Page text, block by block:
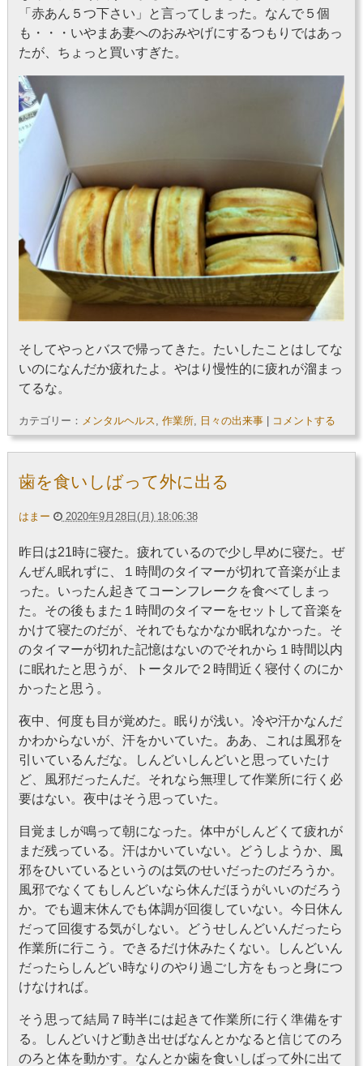
「赤あん５つ下さい」と言ってしまった。なんで５個
も・・・いやまあ妻へのおみやげにするつもりではあっ
たが、ちょっと買いすぎた。
そしてやっとバスで帰ってきた。たいしたことはしてな
いのになんだか疲れたよ。やはり慢性的に疲れが溜まっ
てるな。
カテゴリー： メンタルヘルス 作業所, 日々の出来事 | コメントする
歯を食いしばって外に出る
はまー 2020年9月28日(月) 18:06:38
昨日は21時に寝た。疲れているので少し早めに寝た。ぜ
んぜん眠れずに、１時間のタイマーが切れて音楽が止ま
った。いったん起きてコーンフレークを食べてしまっ
た。その後もまた１時間のタイマーをセットして音楽を
かけて寝たのだが、それでもなかなか眠れなかった。そ
のタイマーが切れた記憶はないのでそれから１時間以内
に眠れたと思うが、トータルで２時間近く寝付くのにか
かったと思う。
夜中、何度も目が覚めた。眠りが浅い。冷や汗かなんだ
かわからないが、汗をかいていた。ああ、これは風邪を
引いているんだな。しんどいしんどいと思っていたけ
ど、風邪だったんだ。それなら無理して作業所に行く必
要はない。夜中はそう思っていた。
目覚ましが鳴って朝になった。体中がしんどくて疲れが
まだ残っている。汗はかいていない。どうしようか、風
邪をひいているというのは気のせいだったのだろうか。
風邪でなくてもしんどいなら休んだほうがいいのだろう
か。でも週末休んでも体調が回復していない。今日休ん
だって回復する気がしない。どうせしんどいんだったら
作業所に行こう。できるだけ休みたくない。しんどいん
だったらしんどい時なりのやり過ごし方をもっと身につ
けなければ。
そう思って結局７時半には起きて作業所に行く準備をす
る。しんどいけど動き出せばなんとかなると信じてのろ
のろと体を動かす。なんとか歯を食いしばって外に出て